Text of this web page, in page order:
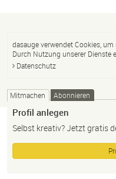
dasauge verwendet Cookies,
Durch Nutzung unserer Dienste
Datenschutz
Mitmachen Abonnieren
Profil anlegen
Selbst kreativ? Jetzt gratis